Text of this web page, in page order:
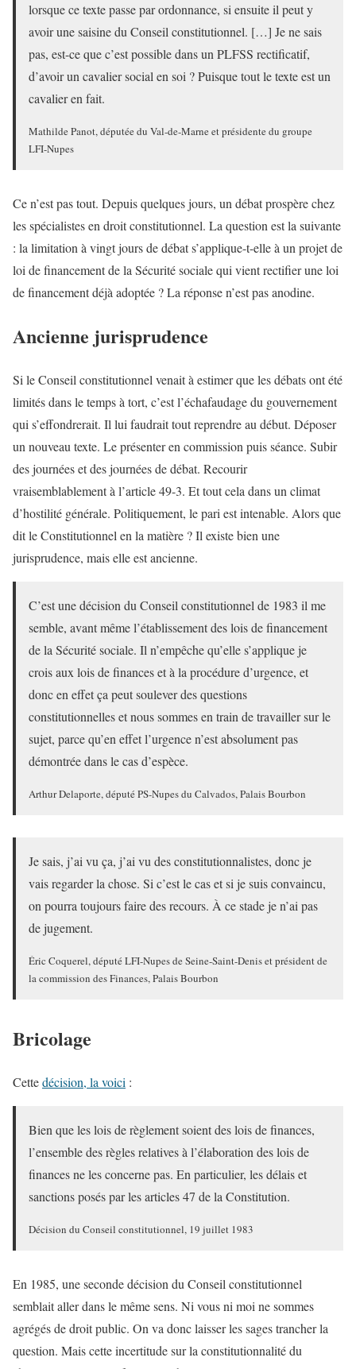
lorsque ce texte passe par ordonnance, si ensuite il peut y
avoir une saisine du Conseil constitutionnel. […] Je ne sais
pas, est-ce que c’est possible dans un PLFSS rectificatif,
d’avoir un cavalier social en soi ? Puisque tout le texte est un
cavalier en fait.
Mathilde Panot, députée du Val-de-Marne et présidente du groupe
LFI-Nupes
Ce n’est pas tout. Depuis quelques jours, un débat prospère chez
les spécialistes en droit constitutionnel. La question est la suivante
: la limitation à vingt jours de débat s’applique-t-elle à un projet de
loi de financement de la Sécurité sociale qui vient rectifier une loi
de financement déjà adoptée ? La réponse n’est pas anodine.
Ancienne jurisprudence
Si le Conseil constitutionnel venait à estimer que les débats ont été
limités dans le temps à tort, c’est l’échafaudage du gouvernement
qui s’effondrerait. Il lui faudrait tout reprendre au début. Déposer
un nouveau texte. Le présenter en commission puis séance. Subir
des journées et des journées de débat. Recourir
vraisemblablement à l’article 49-3. Et tout cela dans un climat
d’hostilité générale. Politiquement, le pari est intenable. Alors que
dit le Constitutionnel en la matière ? Il existe bien une
jurisprudence, mais elle est ancienne.
C’est une décision du Conseil constitutionnel de 1983 il me
semble, avant même l’établissement des lois de financement
de la Sécurité sociale. Il n’empêche qu’elle s’applique je
crois aux lois de finances et à la procédure d’urgence, et
donc en effet ça peut soulever des questions
constitutionnelles et nous sommes en train de travailler sur le
sujet, parce qu’en effet l’urgence n’est absolument pas
démontrée dans le cas d’espèce.
Arthur Delaporte, député PS-Nupes du Calvados, Palais Bourbon
Je sais, j’ai vu ça, j’ai vu des constitutionnalistes, donc je
vais regarder la chose. Si c’est le cas et si je suis convaincu,
on pourra toujours faire des recours. À ce stade je n’ai pas
de jugement.
Éric Coquerel, député LFI-Nupes de Seine-Saint-Denis et président de
la commission des Finances, Palais Bourbon
Bricolage
Cettedécision, la voici :
Bien que les lois de règlement soient des lois de finances,
l’ensemble des règles relatives à l’élaboration des lois de
finances ne les concerne pas. En particulier, les délais et
sanctions posés par les articles 47 de la Constitution.
Décision du Conseil constitutionnel, 19 juillet 1983
En 1985, une seconde décision du Conseil constitutionnel
semblait aller dans le même sens. Ni vous ni moi ne sommes
agrégés de droit public. On va donc laisser les sages trancher la
question. Mais cette incertitude sur la constitutionnalité du